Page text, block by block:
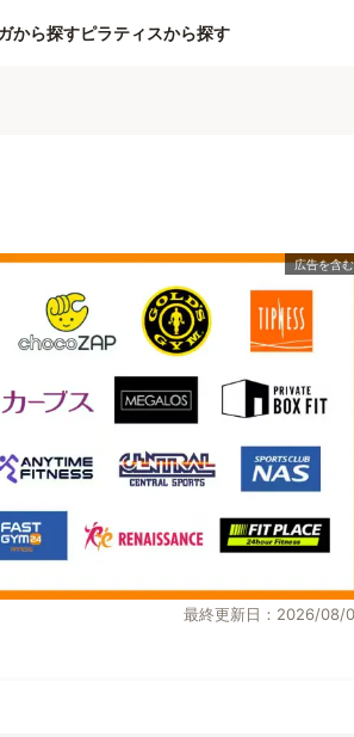
から探すピラティスから探す
最終更新日：2026/08/